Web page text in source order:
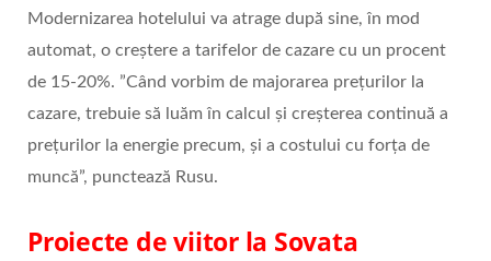
Modernizarea hotelului va atrage după sine, în mod
automat, o creștere a tarifelor de cazare cu un procent
de 15-20%. ”Când vorbim de majorarea prețurilor la
cazare, trebuie să luăm în calcul și creșterea continuă a
prețurilor la energie precum, și a costului cu forța de
muncă”, punctează Rusu.
Proiecte de viitor la Sovata